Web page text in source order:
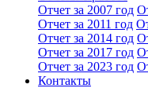
Отчет за 2007 год
Отчет за 2011 год
Отчет за 2014 год
Отчет за 2017 год
Отчет за 2023 год
Контакты